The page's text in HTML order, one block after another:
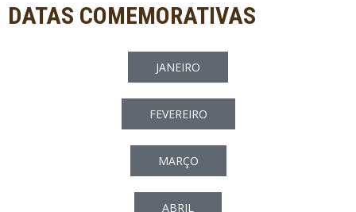
DATAS COMEMORATIVAS
JANEIRO
FEVEREIRO
MARÇO
ABRIL